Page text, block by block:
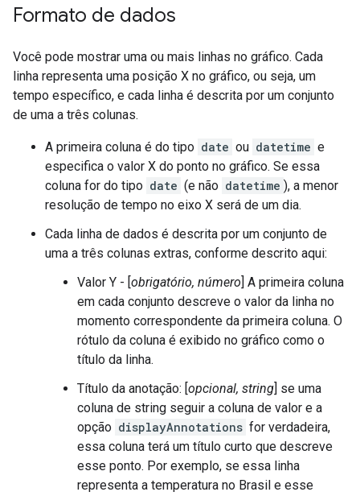
Formato de dados
Você pode mostrar uma ou mais linhas no gráfico. Cada
linha representa uma posição X no gráfico, ou seja, um
tempo específico, e cada linha é descrita por um conjunto
de uma a três colunas.
A primeira coluna é do tipo date ou datetime e
especifica o valor X do ponto no gráfico. Se essa
coluna for do tipo date (e não datetime ), a menor
resolução de tempo no eixo X será de um dia.
Cada linha de dados é descrita por um conjunto de
uma a três colunas extras, conforme descrito aqui:
Valor Y - [obrigatório, número] A primeira coluna
em cada conjunto descreve o valor da linha no
momento correspondente da primeira coluna. O
rótulo da coluna é exibido no gráfico como o
título da linha.
Título da anotação: [opcional, string] se uma
coluna de string seguir a coluna de valor e a
opção displayAnnotations for verdadeira,
essa coluna terá um título curto que descreve
esse ponto. Por exemplo, se essa linha
representa a temperatura no Brasil e esse